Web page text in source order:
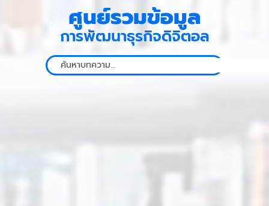
ศูนย์รวมข้อมูล
การพัฒนาธุรกิจดิจิตอล